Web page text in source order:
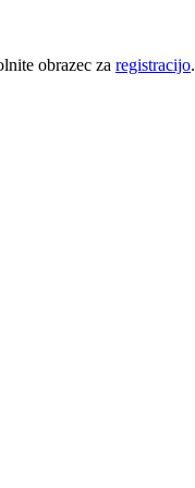
obrazec za registracijo.